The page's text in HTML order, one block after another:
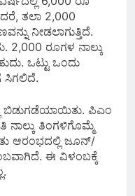
ತಲಾ 2,000
ನೀಡಲಾಗುತ್ತಿದೆ.
2,000 ರೂಗಳ ನಾಲ್ಕು
ಒಟ್ಟು ಒಂದು
ಸಿಗಲಿದೆ.
ಬಿಡುಗಡೆಯಾಯಿತು. ಪಿಎಂ
ನಾಲ್ಕು ತಿಂಗಳಿಗೊಮ್ಮೆ
ಆರಂಭದಲ್ಲಿ ಜೂನ್/
ಈ ವಿಳಂಬಕ್ಕೆ